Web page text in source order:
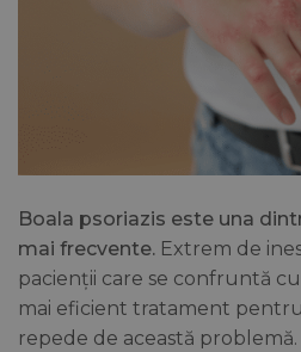
Boala psoriazis este una
mai frecvente. Extrem de
pacienții care se confruntă
mai eficient tratament pentru
repede de această problemă.